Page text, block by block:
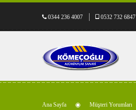
0344 236 4007 0532 732 6847
Ana Sayfa Müşteri Yorumları